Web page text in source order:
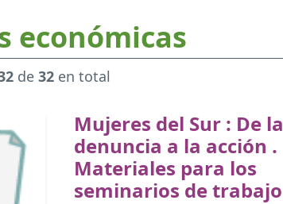
económicas
de 32 en total
Mujeres del Sur : De la
denuncia a la acción .
Materiales para los
seminarios de trabajo